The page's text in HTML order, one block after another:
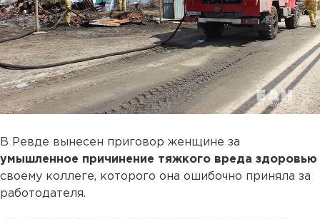
В Ревде вынесен приговор женщине за
умышленное причинение тяжкого вреда здоровью
своему коллеге, которого она ошибочно приняла за
работодателя.